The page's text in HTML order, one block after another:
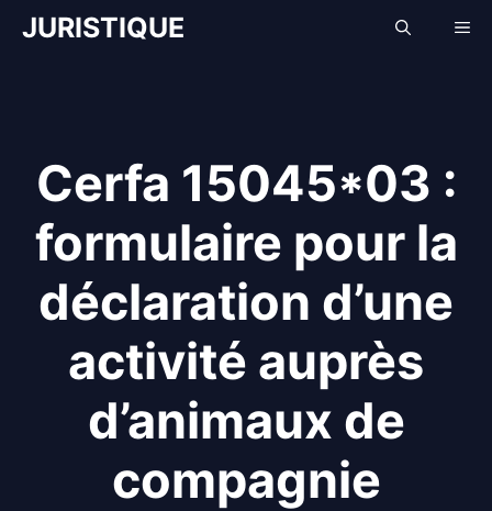
AllerJURISTIQUE
Cerfa 15045*03 :
formulaire pour la
déclaration d’une
activité auprès
d’animaux de
compagnie